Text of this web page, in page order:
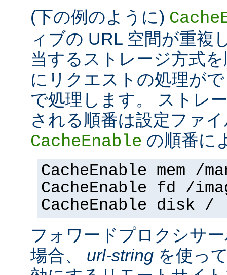
(下の例のように)
ィブの URL 空間が重複
当するストレージ方式
にリクエストの処理が
で処理します。 ストレ
される順番は設定ファ
CacheEnable の順番に
CacheEnable mem /
CacheEnable fd /
CacheEnable disk /
フォワードプロクシサ
場合、 url-string を使っ